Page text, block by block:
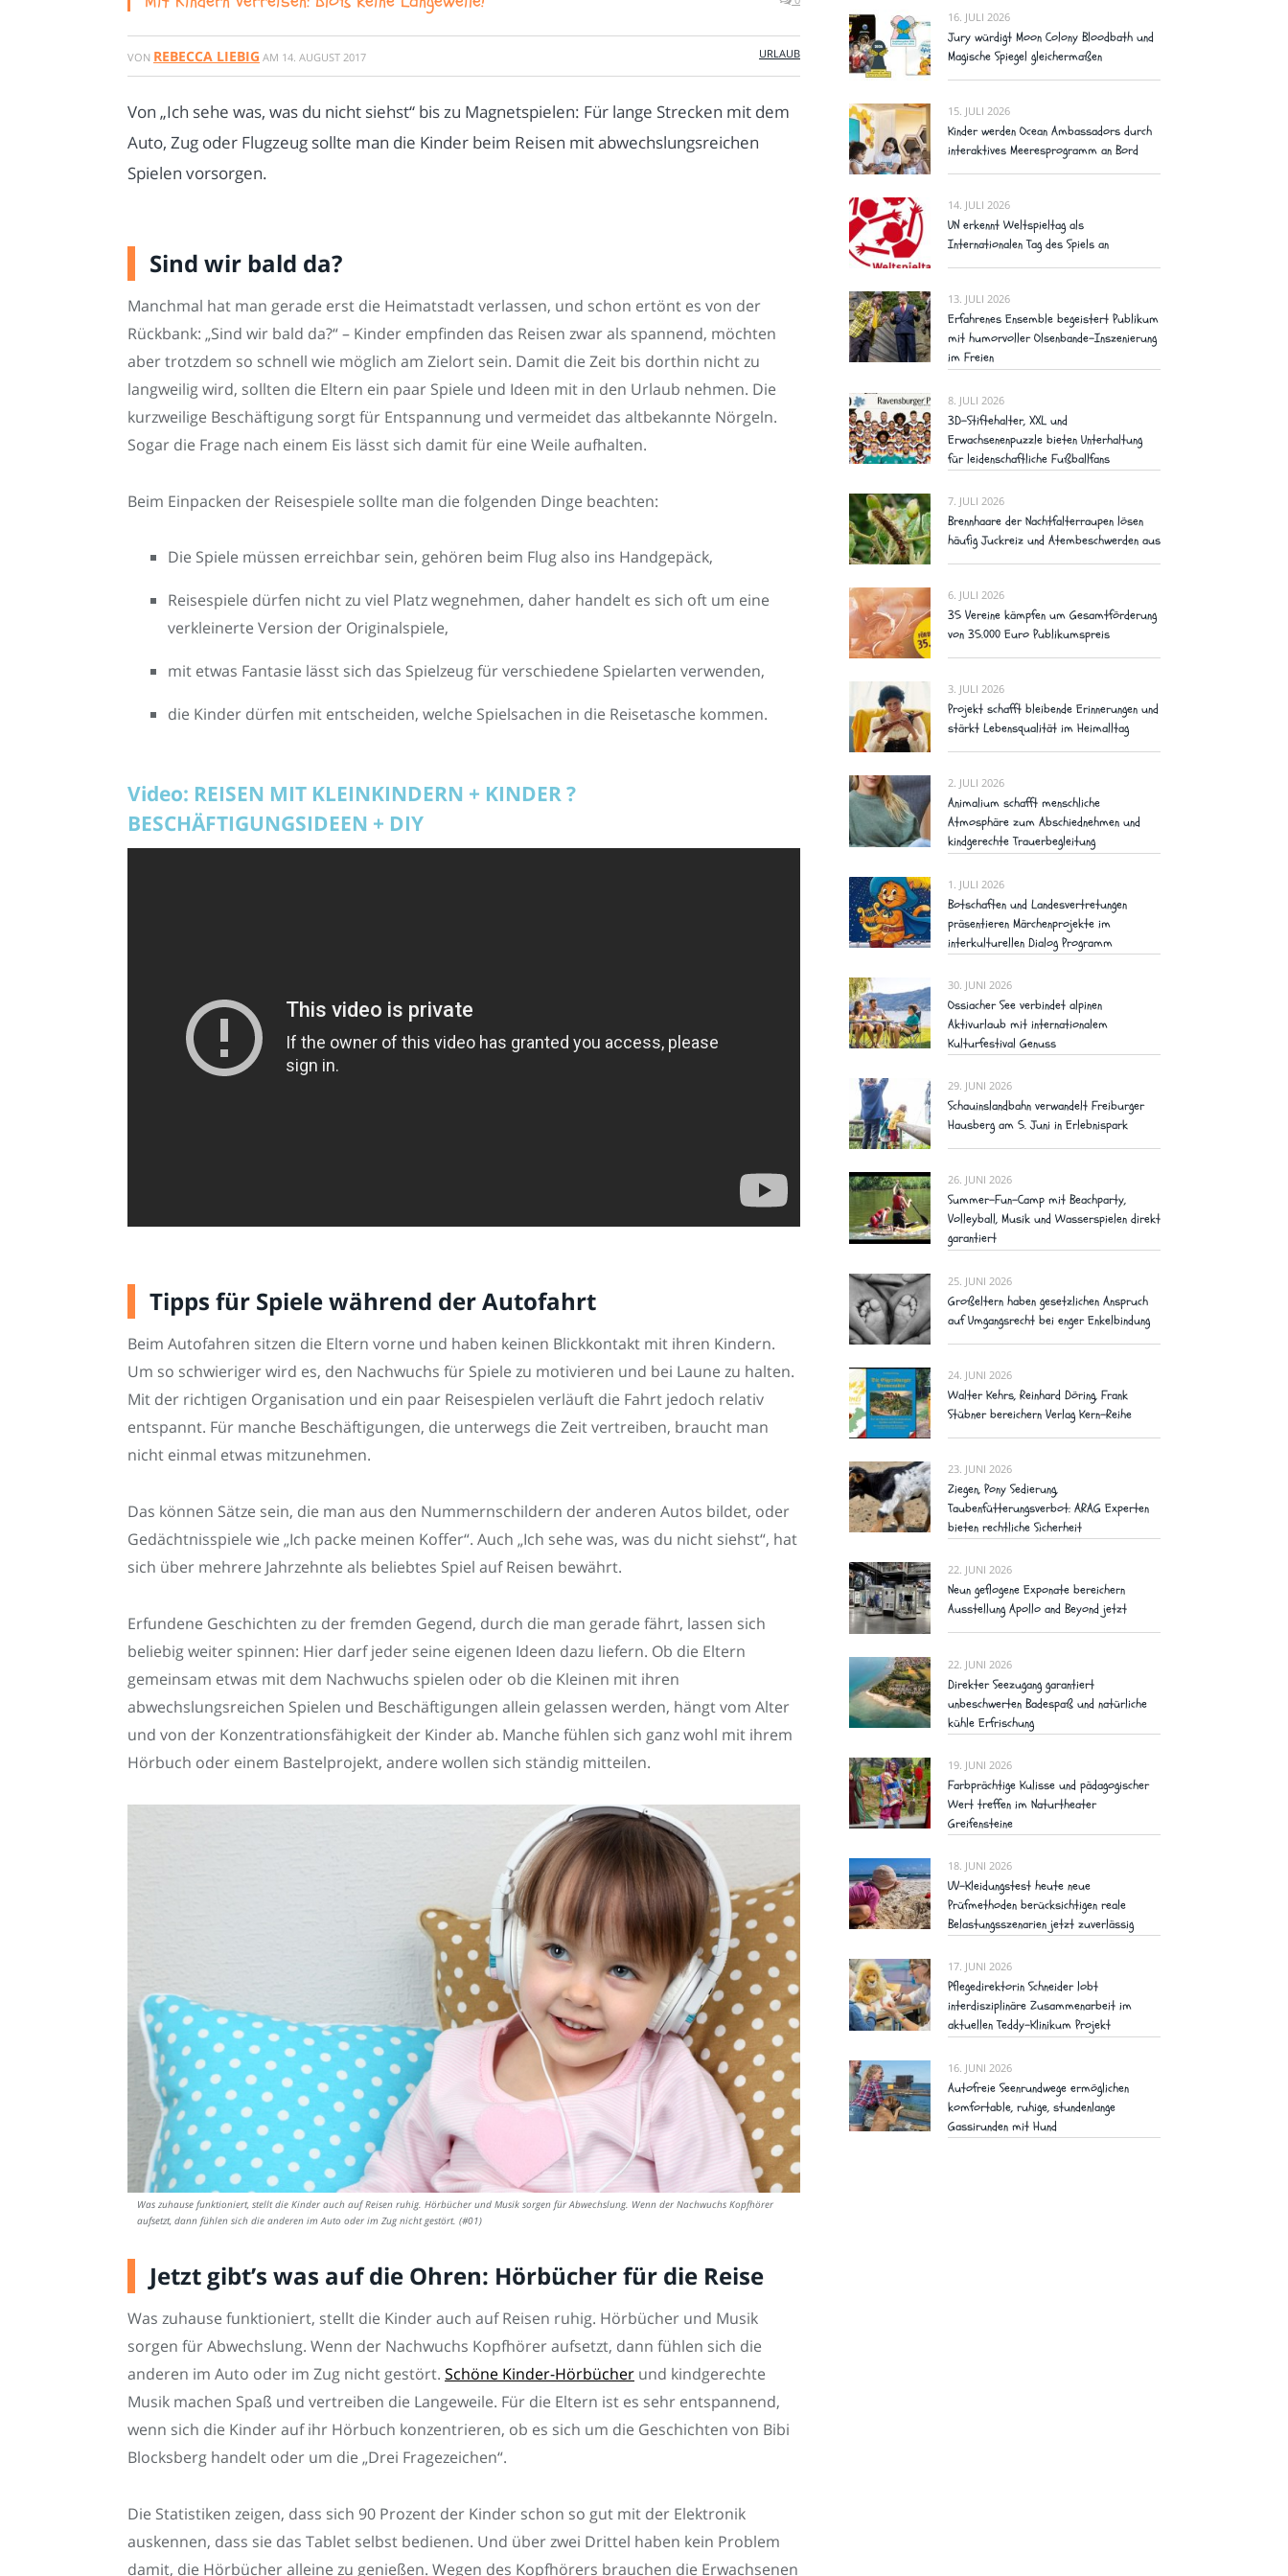
VON REBECCA LIEBIG AM 14. AUGUST 2017 URLAUB
Von „Ich sehe was, was du nicht siehst“ bis zu Magnetspielen: Für lange Strecken mit dem
Auto, Zug oder Flugzeug sollte man die Kinder beim Reisen mit abwechslungsreichen
Spielen vorsorgen.
Sind wir bald da?
Manchmal hat man gerade erst die Heimatstadt verlassen, und schon ertönt es von der
Rückbank: „Sind wir bald da?“ – Kinder empfinden das Reisen zwar als spannend, möchten
aber trotzdem so schnell wie möglich am Zielort sein. Damit die Zeit bis dorthin nicht zu
langweilig wird, sollten die Eltern ein paar Spiele und Ideen mit in den Urlaub nehmen. Die
kurzweilige Beschäftigung sorgt für Entspannung und vermeidet das altbekannte Nörgeln.
Sogar die Frage nach einem Eis lässt sich damit für eine Weile aufhalten.
Beim Einpacken der Reisespiele sollte man die folgenden Dinge beachten:
Die Spiele müssen erreichbar sein, gehören beim Flug also ins Handgepäck,
Reisespiele dürfen nicht zu viel Platz wegnehmen, daher handelt es sich oft um eine
verkleinerte Version der Originalspiele,
mit etwas Fantasie lässt sich das Spielzeug für verschiedene Spielarten verwenden,
die Kinder dürfen mit entscheiden, welche Spielsachen in die Reisetasche kommen.
Video: REISEN MIT KLEINKINDERN + KINDER ?
BESCHÄFTIGUNGSIDEEN + DIY
Tipps für Spiele während der Autofahrt
Beim Autofahren sitzen die Eltern vorne und haben keinen Blickkontakt mit ihren Kindern.
Um so schwieriger wird es, den Nachwuchs für Spiele zu motivieren und bei Laune zu halten.
Mit der richtigen Organisation und ein paar Reisespielen verläuft die Fahrt jedoch relativ
entspannt. Für manche Beschäftigungen, die unterwegs die Zeit vertreiben, braucht man
nicht einmal etwas mitzunehmen.
Das können Sätze sein, die man aus den Nummernschildern der anderen Autos bildet, oder
Gedächtnisspiele wie „Ich packe meinen Koffer“. Auch „Ich sehe was, was du nicht siehst“, hat
sich über mehrere Jahrzehnte als beliebtes Spiel auf Reisen bewährt.
Erfundene Geschichten zu der fremden Gegend, durch die man gerade fährt, lassen sich
beliebig weiter spinnen: Hier darf jeder seine eigenen Ideen dazu liefern. Ob die Eltern
gemeinsam etwas mit dem Nachwuchs spielen oder ob die Kleinen mit ihren
abwechslungsreichen Spielen und Beschäftigungen allein gelassen werden, hängt vom Alter
und von der Konzentrationsfähigkeit der Kinder ab. Manche fühlen sich ganz wohl mit ihrem
Hörbuch oder einem Bastelprojekt, andere wollen sich ständig mitteilen.
Was zuhause funktioniert, stellt die Kinder auch auf Reisen ruhig. Hörbücher und Musik sorgen für Abwechslung. Wenn der Nachwuchs Kopfhörer
aufsetzt, dann fühlen sich die anderen im Auto oder im Zug nicht gestört. (#01)
Jetzt gibt’s was auf die Ohren: Hörbücher für die Reise
Was zuhause funktioniert, stellt die Kinder auch auf Reisen ruhig. Hörbücher und Musik
sorgen für Abwechslung. Wenn der Nachwuchs Kopfhörer aufsetzt, dann fühlen sich die
anderen im Auto oder im Zug nicht gestört. Schöne Kinder-Hörbücher und kindgerechte
Musik machen Spaß und vertreiben die Langeweile. Für die Eltern ist es sehr entspannend,
wenn sich die Kinder auf ihr Hörbuch konzentrieren, ob es sich um die Geschichten von Bibi
Blocksberg handelt oder um die „Drei Fragezeichen“.
Die Statistiken zeigen, dass sich 90 Prozent der Kinder schon so gut mit der Elektronik
auskennen, dass sie das Tablet selbst bedienen. Und über zwei Drittel haben kein Problem
damit, die Hörbücher alleine zu genießen. Wegen des Kopfhörers brauchen die Erwachsenen
16. JULI 2026
Jury würdigt Moon Colony Bloodbath und
Magische Spiegel gleichermaßen
15. JULI 2026
Kinder werden Ocean Ambassadors durch
interaktives Meeresprogramm an Bord
14. JULI 2026
UN erkennt Weltspieltag als
Internationalen Tag des Spiels an
13. JULI 2026
Erfahrenes Ensemble begeistert Publikum
mit humorvoller Olsenbande-Inszenierung
im Freien
8. JULI 2026
3D-Stiftehalter, XXL und
Erwachsenenpuzzle bieten Unterhaltung
für leidenschaftliche Fußballfans
7. JULI 2026
Brennhaare der Nachtfalterraupen lösen
häufig Juckreiz und Atembeschwerden aus
6. JULI 2026
35 Vereine kämpfen um Gesamtförderung
von 35.000 Euro Publikumspreis
3. JULI 2026
Projekt schafft bleibende Erinnerungen und
stärkt Lebensqualität im Heimalltag
2. JULI 2026
Animalium schafft menschliche
Atmosphäre zum Abschiednehmen und
kindgerechte Trauerbegleitung
1. JULI 2026
Botschaften und Landesvertretungen
präsentieren Märchenprojekte im
interkulturellen Dialog Programm
30. JUNI 2026
Ossiacher See verbindet alpinen
Aktivurlaub mit internationalem
Kulturfestival Genuss
29. JUNI 2026
Schauinslandbahn verwandelt Freiburger
Hausberg am 5. Juni in Erlebnispark
26. JUNI 2026
Summer-Fun-Camp mit Beachparty,
Volleyball, Musik und Wasserspielen direkt
garantiert
25. JUNI 2026
Großeltern haben gesetzlichen Anspruch
auf Umgangsrecht bei enger Enkelbindung
24. JUNI 2026
Walter Kehrs, Reinhard Döring, Frank
Stübner bereichern Verlag Kern-Reihe
23. JUNI 2026
Ziegen, Pony Sedierung,
Taubenfütterungsverbot: ARAG Experten
bieten rechtliche Sicherheit
22. JUNI 2026
Neun geflogene Exponate bereichern
Ausstellung Apollo and Beyond jetzt
22. JUNI 2026
Direkter Seezugang garantiert
unbeschwerten Badespaß und natürliche
kühle Erfrischung
19. JUNI 2026
Farbprächtige Kulisse und pädagogischer
Wert treffen im Naturtheater
Greifensteine
18. JUNI 2026
UV-Kleidungstest heute neue
Prüfmethoden berücksichtigen reale
Belastungsszenarien jetzt zuverlässig
17. JUNI 2026
Pflegedirektorin Schneider lobt
interdisziplinäre Zusammenarbeit im
aktuellen Teddy-Klinikum Projekt
16. JUNI 2026
Autofreie Seenrundwege ermöglichen
komfortable, ruhige, stundenlange
Gassirunden mit Hund